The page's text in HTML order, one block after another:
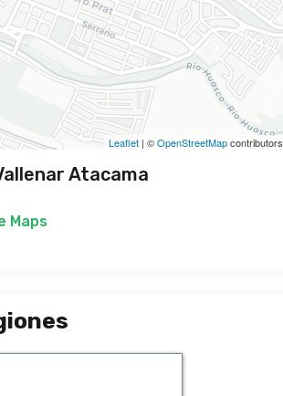
Leaflet | ©OpenStreetMapcontributors
Atacama
Maps